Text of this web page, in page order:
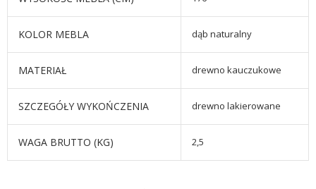
KOLOR MEBLA dąb naturalny
MATERIAŁ drewno kauczukowe
SZCZEGÓŁY WYKOŃCZENIA drewno lakierowane
WAGA BRUTTO (KG) 2,5